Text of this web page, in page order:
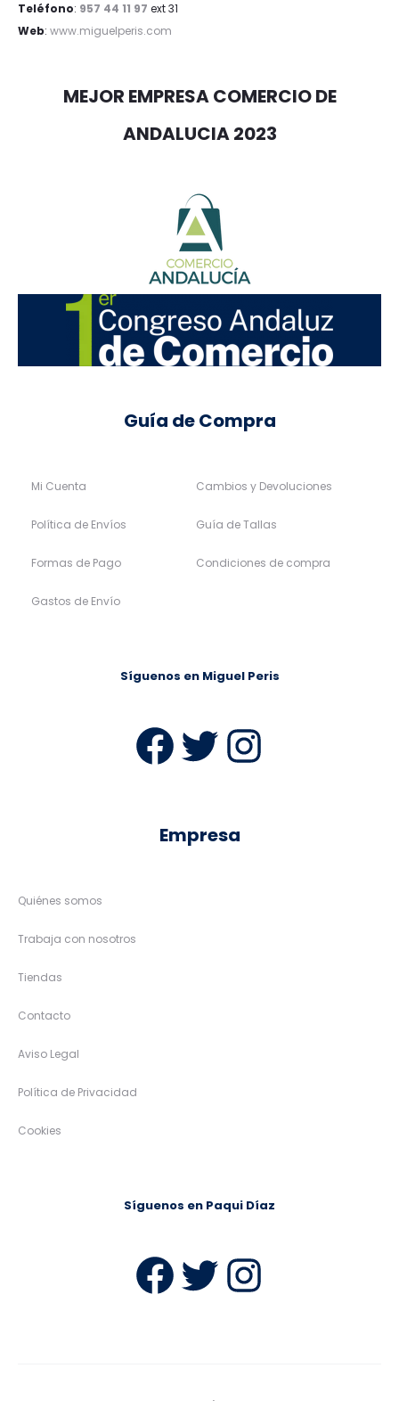
Teléfono: 957 44 11 97 ext 31
Web: www.miguelperis.com
MEJOR EMPRESA COMERCIO DE
ANDALUCIA 2023
Guía de Compra
Mi Cuenta
Política de Envíos
Formas de Pago
Gastos de Envío
Cambios y Devoluciones
Guía de Tallas
Condiciones de compra
Síguenos en Miguel Peris
Facebook
Twitter
Empresa
Quiénes somos
Trabaja con nosotros
Tiendas
Contacto
Aviso Legal
Política de Privacidad
Cookies
Síguenos en Paqui Díaz
Facebook
Twitter